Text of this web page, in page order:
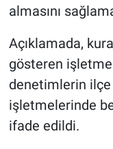
almasını
Açıklamada,
gösteren
denetimlerin ilçe
işletmelerinde
ifade edildi.